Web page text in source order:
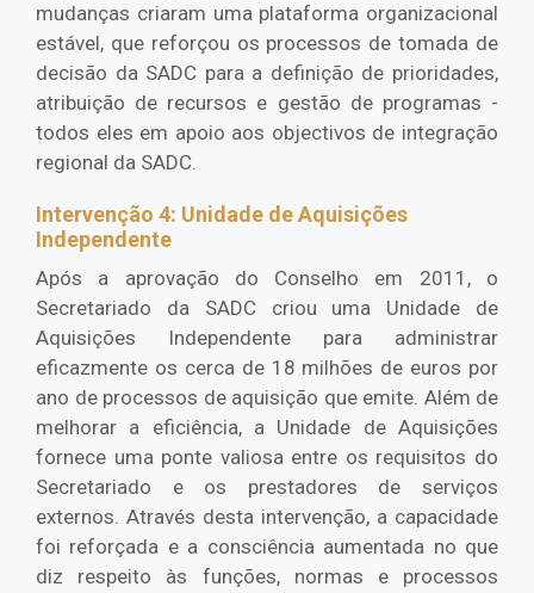
mudanças criaram uma plataforma organizacional
estável, que reforçou os processos de tomada de
decisão da SADC para a definição de prioridades,
atribuição de recursos e gestão de programas -
todos eles em apoio aos objectivos de integração
regional da SADC.
Intervenção 4: Unidade de Aquisições
Independente
Após a aprovação do Conselho em 2011, o
Secretariado da SADC criou uma Unidade de
Aquisições Independente para administrar
eficazmente os cerca de 18 milhões de euros por
ano de processos de aquisição que emite. Além de
melhorar a eficiência, a Unidade de Aquisições
fornece uma ponte valiosa entre os requisitos do
Secretariado e os prestadores de serviços
externos. Através desta intervenção, a capacidade
foi reforçada e a consciência aumentada no que
diz respeito às funções, normas e processos